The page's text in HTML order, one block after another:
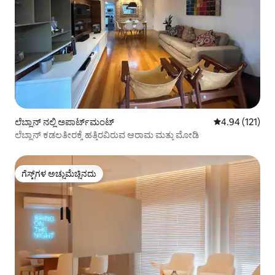
ಲೆಬ್ಲಾನ್ ನಲ್ಲಿ ಅಪಾರ್ಟ್‌ಮಂಟ್ 5 ರಲ್ಲಿ 4.94
4.94 (121)
ಲೆಬ್ಲಾನ್ ಕಡಲತೀರಕ್ಕೆ ಹತ್ತಿರವಿರುವ ಆರಾಮ ಮತ್ತು ಮೋಡಿ
ಗೆಸ್ಟ್‌ಗಳ ಅಚ್ಚುಮೆಚ್ಚಿನದು
ಗೆಸ್ಟ್‌ಗಳ ಅಚ್ಚುಮೆಚ್ಚಿನದು